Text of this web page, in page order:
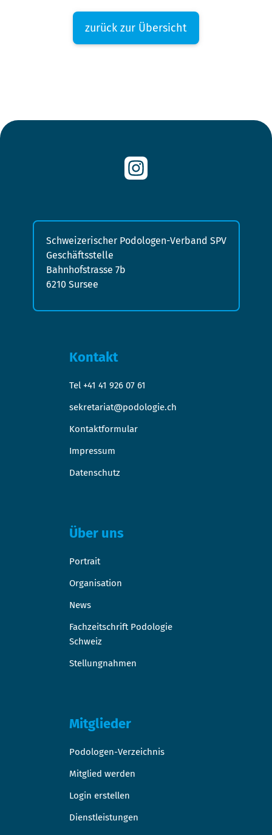
zurück zur Übersicht
Über uns
Portrait
Organisation
News
Fachzeitschrift Podologie
Schweiz
Stellungnahmen
Kontakt
Tel +41 41 926 07 61
sekretariat@podologie.ch
Kontaktformular
Impressum
Datenschutz
Schweizerischer Podologen-Verband SPV
Geschäftsstelle
Bahnhofstrasse 7b
6210 Sursee
Mitglieder
Podologen-Verzeichnis
Mitglied werden
Login erstellen
Dienstleistungen